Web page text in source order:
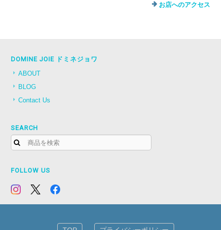
お店へのアクセス
DOMINE JOIE ドミネジョワ
ABOUT
BLOG
Contact Us
SEARCH
FOLLOW US